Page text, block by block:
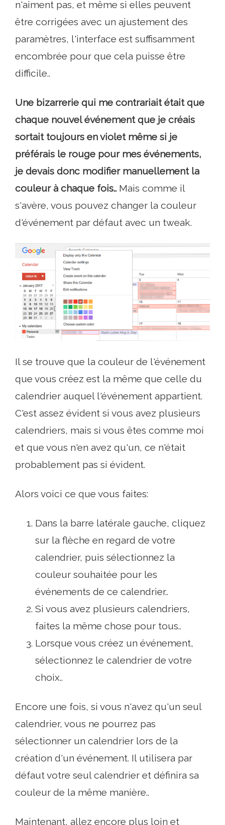
n'aiment pas, et même si elles peuvent
être corrigées avec un ajustement des
paramètres, l'interface est suffisamment
encombrée pour que cela puisse être
difficile..
Une bizarrerie qui me contrariait était que
chaque nouvel événement que je créais
sortait toujours en violet même si je
préférais le rouge pour mes événements,
je devais donc modifier manuellement la
couleur à chaque fois.. Mais comme il
s'avère, vous pouvez changer la couleur
d'événement par défaut avec un tweak.
Il se trouve que la couleur de l'événement
que vous créez est la même que celle du
calendrier auquel l'événement appartient.
C'est assez évident si vous avez plusieurs
calendriers, mais si vous êtes comme moi
et que vous n'en avez qu'un, ce n'était
probablement pas si évident.
Alors voici ce que vous faites:
Dans la barre latérale gauche, cliquez
sur la flèche en regard de votre
calendrier, puis sélectionnez la
couleur souhaitée pour les
événements de ce calendrier..
Si vous avez plusieurs calendriers,
faites la même chose pour tous..
Lorsque vous créez un événement,
sélectionnez le calendrier de votre
choix..
Encore une fois, si vous n'avez qu'un seul
calendrier, vous ne pourrez pas
sélectionner un calendrier lors de la
création d'un événement. Il utilisera par
défaut votre seul calendrier et définira sa
couleur de la même manière..
Maintenant, allez encore plus loin et